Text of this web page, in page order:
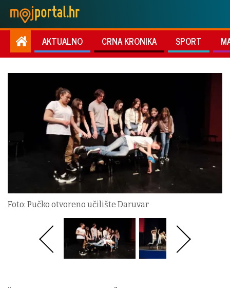
AKTUALNO CRNA KRONIKA SPORT
Foto: Pučko otvoreno učilište Daruvar